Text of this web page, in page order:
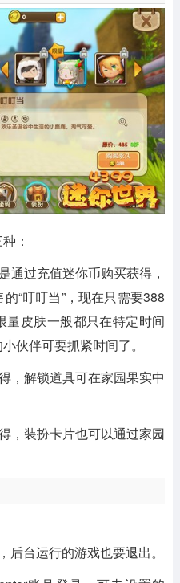
：
通过充值迷你币购买获得，
“叮叮当”，现在只需要388
量皮肤一般都只在特定时间
伙伴可要抓紧时间了。
，解锁道具可在家园果实中
，装扮卡片也可以通过家园
台运行的游戏也要退出。